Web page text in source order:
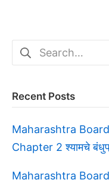
Search
for:
Recent Posts
Maharashtra
Chapter 2 श्यामचे
Maharashtra